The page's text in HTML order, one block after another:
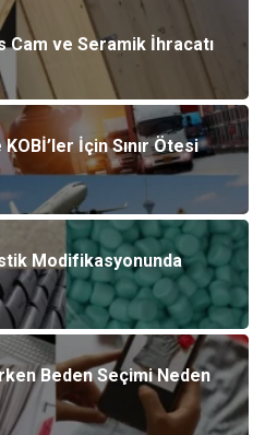
Cam ve Seramik İhracatı
İçin Sınır Ötesi
Modifikasyonunda
Beden Seçimi Neden